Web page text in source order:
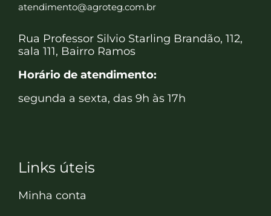
atendimento@agroteg.com.br
Rua Professor Silvio Starling Brandão, 112,
sala 111, Bairro Ramos
Horário de atendimento:
segunda a sexta, das 9h às 17h
Links úteis
Minha conta